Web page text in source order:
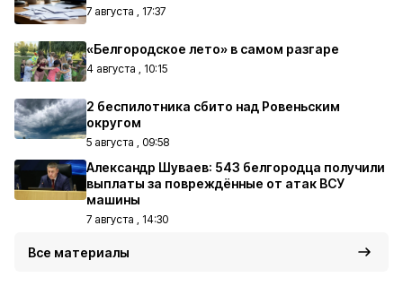
7 августа , 17:37
«Белгородское лето» в самом разгаре
4 августа , 10:15
2 беспилотника сбито над Ровеньским
округом
5 августа , 09:58
Александр Шуваев: 543 белгородца получили
выплаты за повреждённые от атак ВСУ
машины
7 августа , 14:30
Все материалы